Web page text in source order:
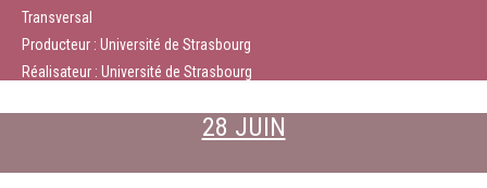
Transversal
Producteur : Université de Strasbourg
Réalisateur : Université de Strasbourg
28 JUIN